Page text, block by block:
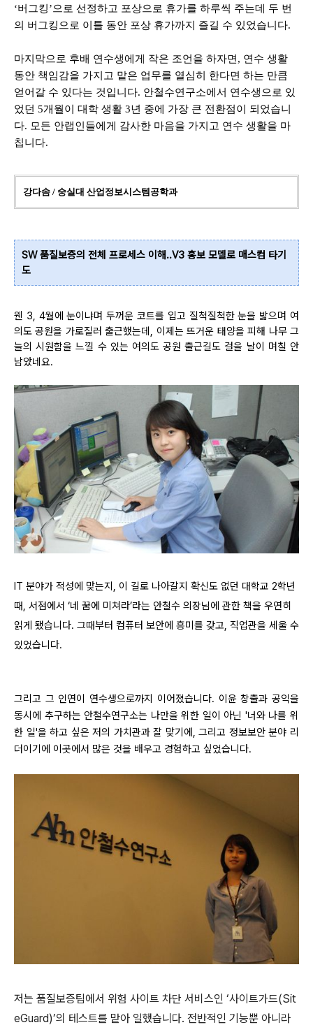
‘버그킹’으로 선정하고 포상으로 휴가를 하루씩 주는데 두 번
의 버그킹으로 이틀 동안 포상 휴가까지 즐길 수 있었습니다.
마지막으로 후배 연수생에게 작은 조언을 하자면 , 연수 생활
동안 책임감을 가지고 맡은 업무를 열심히 한다면 하는 만큼
얻어갈 수 있다는 것입니다. 안철수연구소에서 연수생으로 있
었던 5개월이 대학 생활 3년 중에 가장 큰 전환점이 되었습니
다. 모든 안랩인들에게 감사한 마음을 가지고 연수 생활을 마
칩니다.
강다솜 / 숭실대 산업정보시스템공학과
SW 품질보증의 전체 프로세스 이해..V3 홍보 모델로 매스컴 타기
도
웬 3, 4월에 눈이냐며 두꺼운 코트를 입고 질척질척한 눈을 밟으며 여
의도 공원을 가로질러 출근했는데, 이제는 뜨거운 태양을 피해 나무 그
늘의 시원함을 느낄 수 있는 여의도 공원 출근길도 걸을 날이 며칠 안
남았네요.
IT 분야가 적성에 맞는지, 이 길로 나아갈지 확신도 없던 대학교 2학년
때, 서점에서 ‘네 꿈에 미쳐라’라는 안철수 의장님에 관한 책을 우연히
읽게 됐습니다. 그때부터 컴퓨터 보안에 흥미를 갖고, 직업관을 세울 수
있었습니다.
그리고 그 인연이 연수생으로까지 이어졌습니다. 이윤 창출과 공익을
동시에 추구하는 안철수연구소는 나만을 위한 일이 아닌 '너와 나를 위
한 일'을 하고 싶은 저의 가치관과 잘 맞기에,그리고 정보보안 분야 리
더이기에 이곳에서 많은 것을 배우고 경험하고 싶었습니다.
저는 품질보증팀에서 위험 사이트 차단 서비스인 ‘사이트가드(Sit
eGuard)’의 테스트를 맡아 일했습니다. 전반적인 기능뿐 아니라